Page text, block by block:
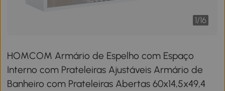
1/16
HOMCOM Armário de Espelho com Espaço
Interno com Prateleiras Ajustáveis ​​Armário de
Banheiro com Prateleiras Abertas 60x14,5x49,4